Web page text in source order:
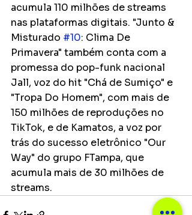
acumula 110 milhões de streams
nas plataformas digitais. "Junto &
Misturado #10: Clima De
Primavera" também conta com a
promessa do pop-funk nacional
Jall, voz do hit "Chá de Sumiço" e
"Tropa Do Homem", com mais de
150 milhões de reproduções no
TikTok, e de Kamatos, a voz por
trás do sucesso eletrônico "Our
Way" do grupo FTampa, que
acumula mais de 30 milhões de
streams.